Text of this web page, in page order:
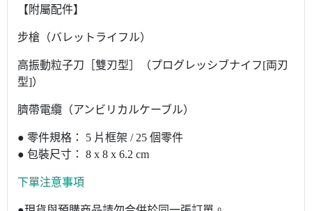
【附屬配件】
步槍（バレットライフル）
高振動粒子刀［雙刃型］（プログレッシブナイフ[両刃
型]）
臍帶電纜（アンビリカルケーブル）
● 零件規格： 5 片框架 / 25 個零件
● 包裝尺寸： 8 x 8 x 6.2 cm
下單注意事項